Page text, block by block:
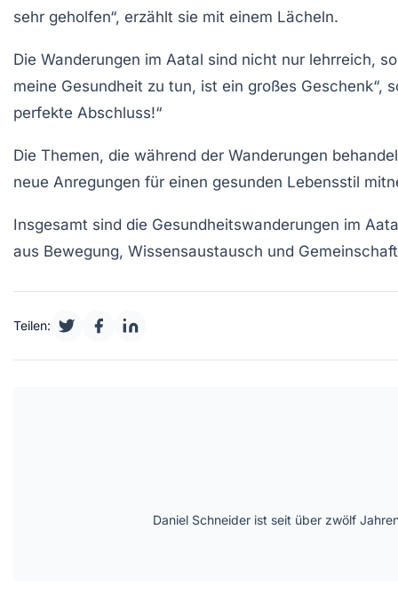
sehr geholfen“, erzählt sie mit einem Lächeln.
Die Wanderungen im Aatal sind nicht nur lehrreich,
meine Gesundheit zu tun, ist ein großes Geschenk“,
perfekte Abschluss!“
Die Themen, die während der Wanderungen
neue Anregungen für einen gesunden Lebensstil
Insgesamt sind die Gesundheitswanderungen im
aus Bewegung, Wissensaustausch und
Teilen:
Daniel Schneider ist seit über zwölf